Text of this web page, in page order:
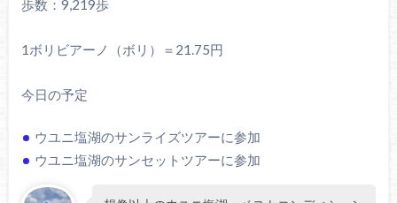
歩数：9,219歩
1ボリビアーノ（ボリ）＝21.75円
今日の予定
ウユニ塩湖のサンライズツアーに参加
ウユニ塩湖のサンセットツアーに参加